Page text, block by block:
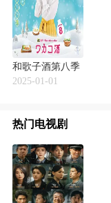
和歌子酒第八季
2025-01-01
热门电视剧